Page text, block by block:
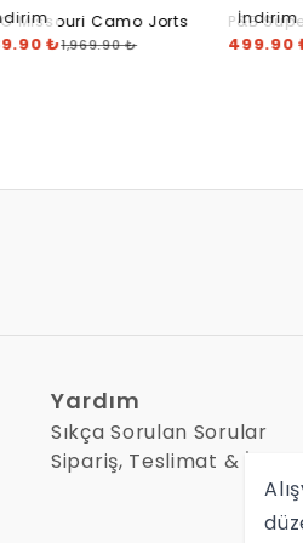
Missouri Camo Jorts
₺1,969.90 ₺
İndirim
P&B
Jort
499.90
Yardım
Sıkça Sorulan Sorular
Sipariş, Teslimat & İade